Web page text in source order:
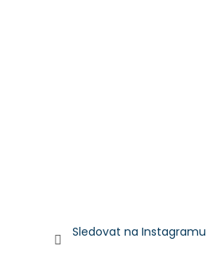
Sledovat na Instagramu